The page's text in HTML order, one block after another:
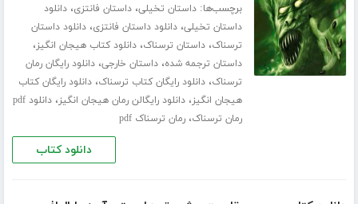
برچسب‌ها:داستان تخیلی،داستان فانتزی،دانلود
داستان تخیلی،دانلود داستان فانتزی،دانلود داستان
ترسناک،داستان ترسناک،دانلود کتاب هیجان انگیز،
داستان ترجمه شده،داستان خارجی،دانلود رایگان رمان
ترسناک،دانلود رایگان کتاب ترسناک،دانلود رایگان کتاب
هیجان انگیز،دانلود رایگالن رمان هیجان انگیز،
دانلود pdf
رمان ترسناک،رمان ترسناک pdf
دانلود کتاب